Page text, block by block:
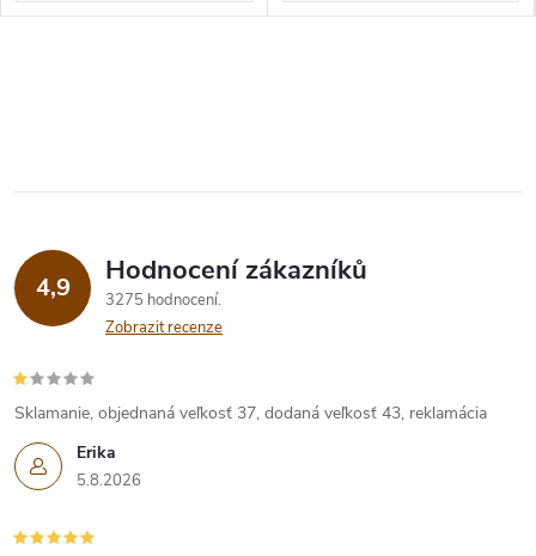
4,9 Hodnocení zákazníků
3275 hodnocení
Zobrazit recenze
Erika
5.8.2026
Sklamanie, objednaná veľkosť 37, dodaná veľkosť 43, reklamácia